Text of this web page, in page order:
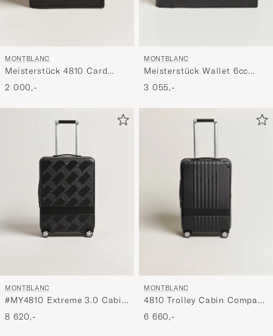
MONTBLANC
Meisterstück 4810 Card
Holder 4cc Black
2 000,-
MONTBLANC
Meisterstück Wallet 6cc
Black
3 055,-
MONTBLANC
#MY4810 Extreme 3.0 Cabin
Black
8 620,-
MONTBLANC
4810 Trolley Cabin Compact
Black
6 660,-